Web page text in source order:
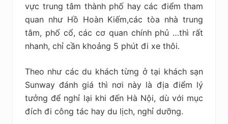
vực trung tâm thành phố hay các điểm tham
quan như Hồ Hoàn Kiếm,các tòa nhà trung
tâm, phố cổ, các cơ quan chính phủ …thì rất
nhanh, chỉ cần khoảng 5 phút đi xe thôi.
Theo như các du khách từng ở tại khách sạn
Sunway đánh giá thì nơi này là địa điểm lý
tưởng để nghỉ lại khi đến Hà Nội, dù với mục
đích đi công tác hay du lịch, nghỉ dưỡng.